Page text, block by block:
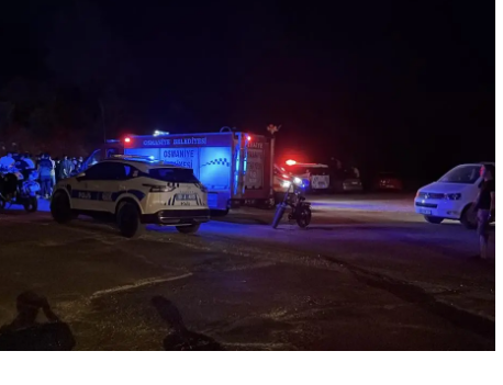
Kahramanmaraş
Mardin
Muğla
Nevşehir
Niğde